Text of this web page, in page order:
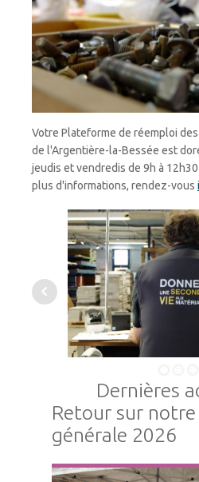
Votre Plateforme de réemploi
de l'Argentière-la-Bessée est
jeudis et vendredis de 9h à
plus d'informations, rendez-vous
Dernières
Retour sur
générale 2026
Vie Associative